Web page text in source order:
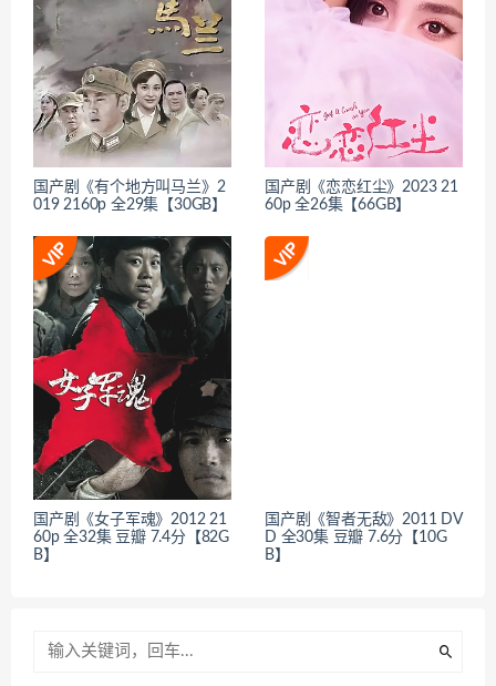
国产剧《有个地方叫马兰》2
019 2160p 全29集【30GB】
国产剧《恋恋红尘》2023 21
60p 全26集【66GB】
国产剧《女子军魂》2012 21
60p 全32集 豆瓣 7.4分【82G
B】
国产剧《智者无敌》2011 DV
D 全30集 豆瓣 7.6分【10G
B】